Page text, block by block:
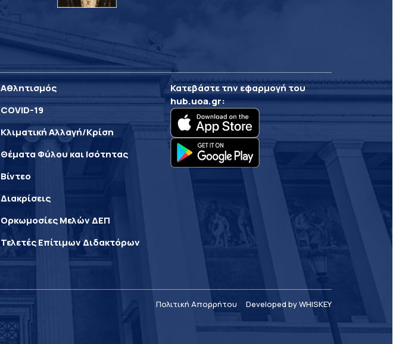
Αθλητισμός
COVID-19
Κλιματική Αλλαγή/Κρίση
Θέματα Φύλου και Ισότητας
Βίντεο
Διακρίσεις
Ορκωμοσίες Μελών ΔΕΠ
Τελετές Επίτιμων Διδακτόρων
Κατεβάστε την εφαρμογή του
hub.uoa.gr:
Πολιτική Απορρήτου Developed by WHISKEY